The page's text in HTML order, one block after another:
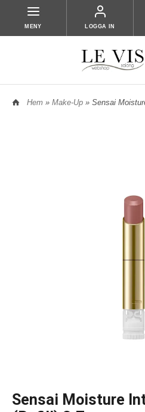
MENY LOGGA IN
Hem » Make-Up » Sensai
Sensai Moisture